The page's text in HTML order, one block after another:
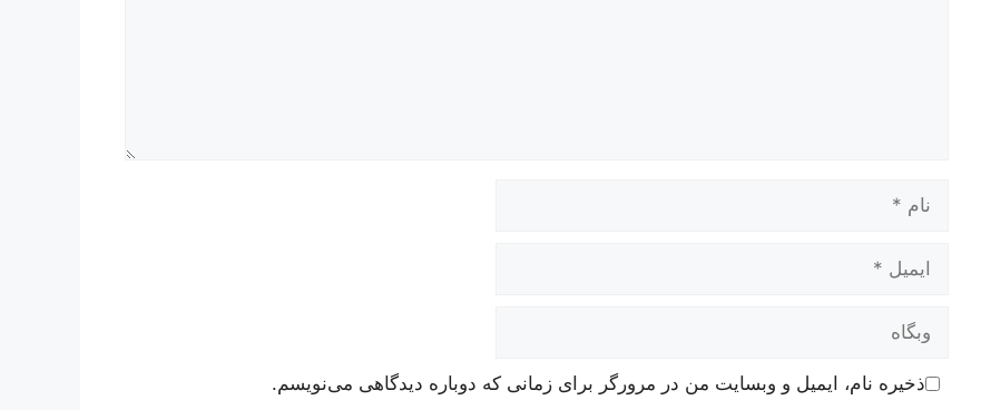
وبگاه
ذخیره نام، ایمیل و وبسایت من در مرورگر برای زمانی که دوباره دیدگاهی می‌نویسم.